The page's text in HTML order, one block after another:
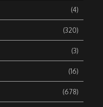
(4)
(320)
(3)
(16)
(678)